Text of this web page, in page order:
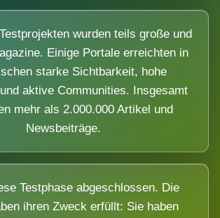
wurden teils große und
Einige Portale erreichten in
starke Sichtbarkeit, hohe
aktive Communities. Insgesamt
mehr als 2.000.000 Artikel und
Newsbeiträge.
Testphase abgeschlossen. Die
ihren Zweck erfüllt: Sie haben